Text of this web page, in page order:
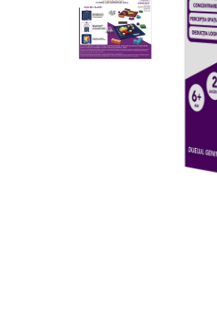
Cuburi de construit
Jocuri creative
Jocuri inteligenta si memorie